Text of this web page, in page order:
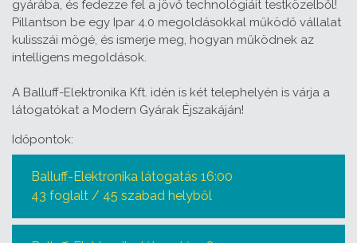
gyárába, és fedezze fel a jövő technológiáit testközelből!
Pillantson be egy Ipar 4.0 megoldásokkal működő vállalat
kulisszái mögé, és ismerje meg, hogyan működnek az
intelligens megoldások.
A Balluff-Elektronika Kft. idén is két telephelyén is várja a
látogatókat a Modern Gyárak Éjszakáján!
Időpontok:
Balluff-Elektronika látogatás 16:00
43 foglalt / 45 szabad helyből